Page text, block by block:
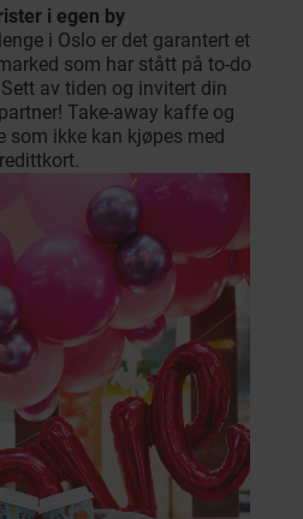
i egen by
i Oslo er det garantert et
som har stått på to-do
av tiden og invitert din
Take-away kaffe og
som ikke kan kjøpes med